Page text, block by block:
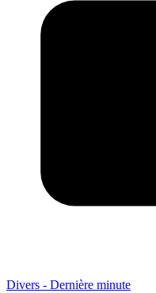
Divers - Dernière minute